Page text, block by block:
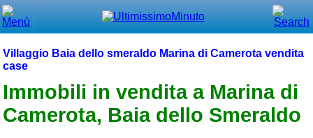
Villaggio Baia dello smeraldo Marina di Camerota vendita
case
Immobili in vendita a Marina di
Camerota, Baia dello Smeraldo
Menù principale
⌂ Home
🕐 Last Minute